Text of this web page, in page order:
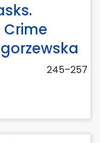
245–257